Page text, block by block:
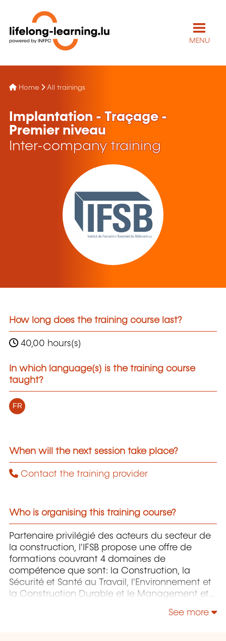
MENU
Home All trainings
Implantation - Traçage -
Premier niveau
Inter-company training
How long does the training course last?
40,00 hours(s)
In which language(s) is the training course
taught?
FR
When will the next session take place?
Contact the training provider
Who is organising this training course?
Partenaire privilégié des acteurs du secteur de
la construction, l'IFSB propose une offre de
formations couvrant 4 domaines de
compétence que sont: la Construction, la
Sécurité et Santé au Travail, l'Environnement et
la Construction Durable et le Management et
See more